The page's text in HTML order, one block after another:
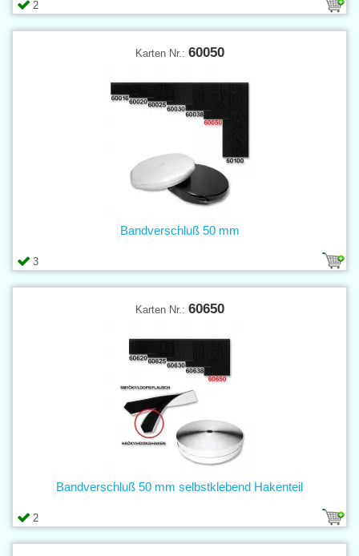
2
Karten Nr.: 60050
3
Bandverschluß 50 mm
Karten Nr.: 60650
2
Bandverschluß 50 mm selbstklebend Hakenteil